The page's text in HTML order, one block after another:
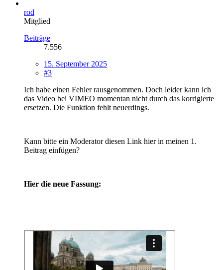
rod
Mitglied
Beiträge
7.556
15. September 2025
#3
Ich habe einen Fehler rausgenommen. Doch leider kann ich
das Video bei VIMEO momentan nicht durch das korrigierte
ersetzen. Die Funktion fehlt neuerdings.
Kann bitte ein Moderator diesen Link hier in meinen 1.
Beitrag einfügen?
Hier die neue Fassung: